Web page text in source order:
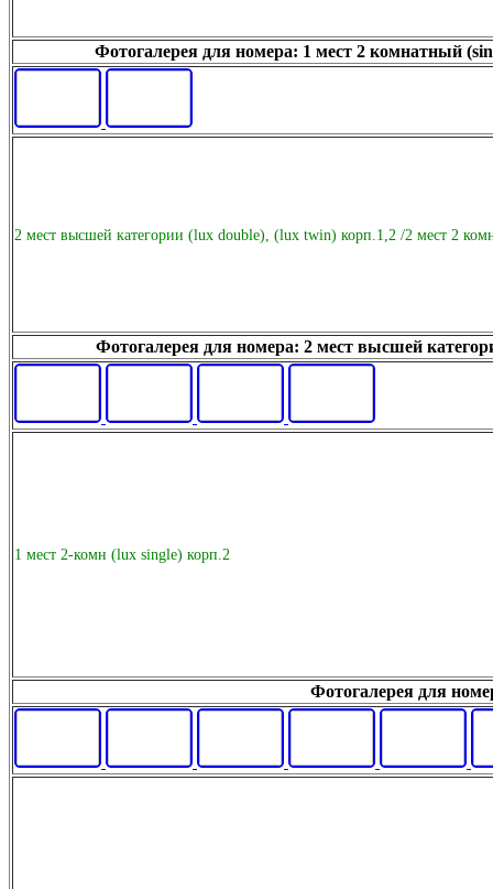
Фотогалерея для номера: 1 мест 2 комнатный
2 мест высшей категории (lux double), (lux twin) корп.1,2 /2 мест 2
Фотогалерея для номера: 2 мест высшей
1 мест 2-комн (lux single) корп.2
Фотогалерея для